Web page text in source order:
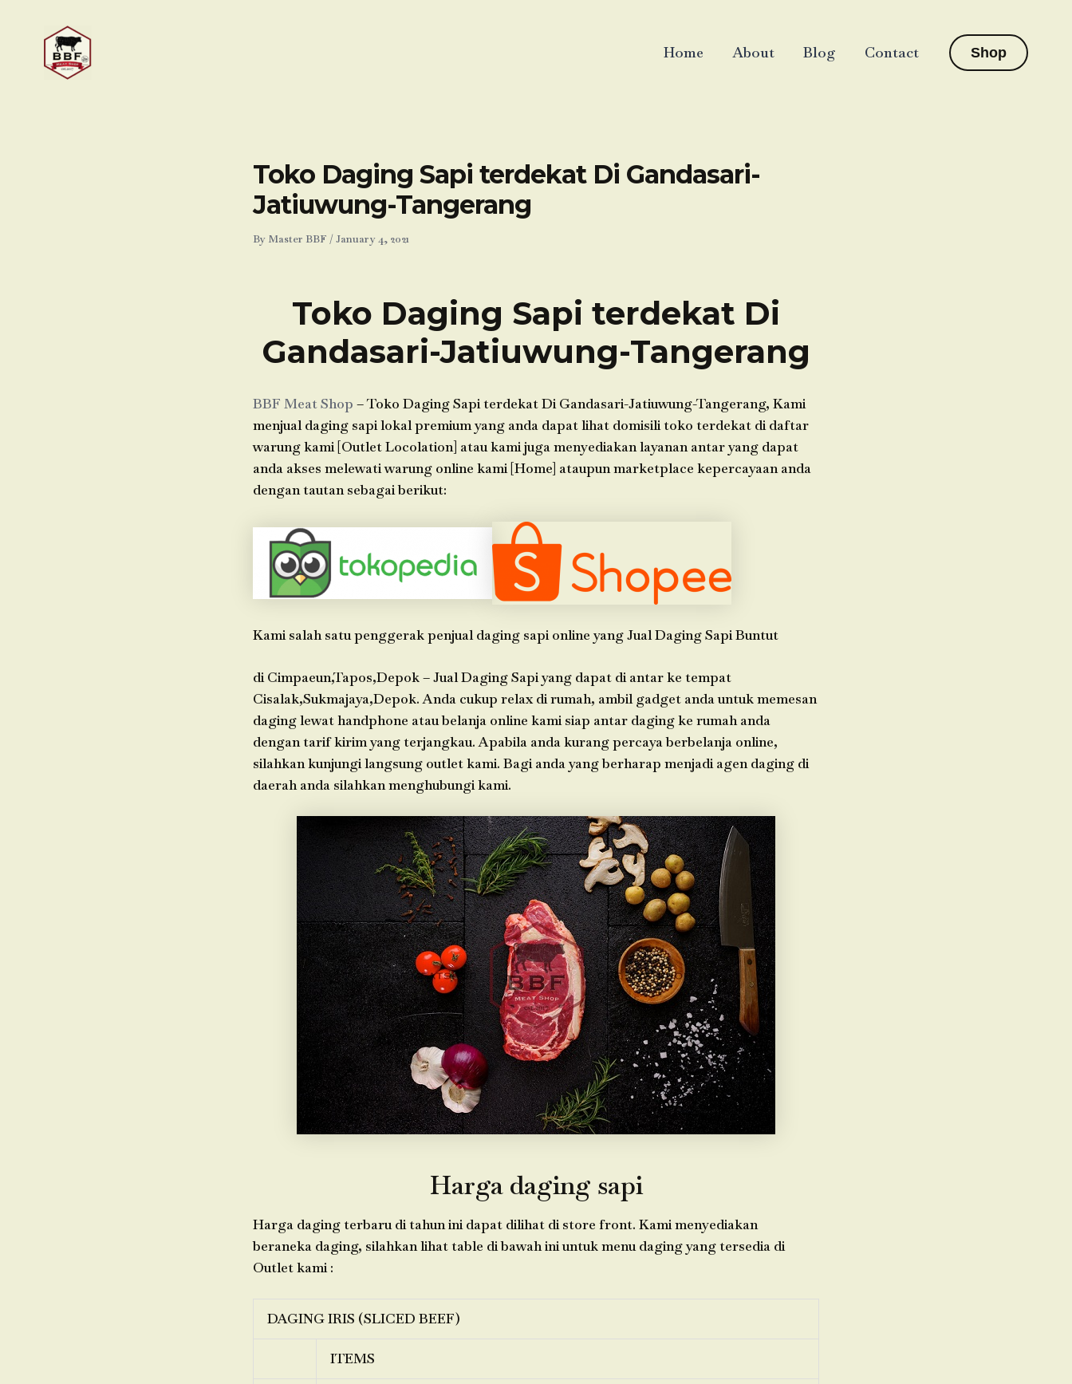
Home About Blog Contact Shop
Toko Daging Sapi terdekat Di Gandasari-
Jatiuwung-Tangerang
By Master BBF /January 4, 2021
Toko Daging Sapi terdekat Di
Gandasari-Jatiuwung-Tangerang
BBF Meat Shop – Toko Daging Sapi terdekat Di Gandasari-Jatiuwung-Tangerang, Kami
menjual daging sapi lokal premium yang anda dapat lihat domisili toko terdekat di daftar
warung kami [Outlet Locolation] atau kami juga menyediakan layanan antar yang dapat
anda akses melewati warung online kami [Home] ataupun marketplace kepercayaan anda
dengan tautan sebagai berikut:
Kami salah satu penggerak penjual daging sapi online yang Jual Daging Sapi Buntut
di Cimpaeun,Tapos,Depok – Jual Daging Sapi yang dapat di antar ke tempat
Cisalak,Sukmajaya,Depok. Anda cukup relax di rumah, ambil gadget anda untuk memesan
daging lewat handphone atau belanja online kami siap antar daging ke rumah anda
dengan tarif kirim yang terjangkau. Apabila anda kurang percaya berbelanja online,
silahkan kunjungi langsung outlet kami. Bagi anda yang berharap menjadi agen daging di
daerah anda silahkan menghubungi kami.
Harga daging sapi
Harga daging terbaru di tahun ini dapat dilihat di store front. Kami menyediakan
beraneka daging, silahkan lihat table di bawah ini untuk menu daging yang tersedia di
Outlet kami :
DAGING IRIS (SLICED BEEF)
ITEMS